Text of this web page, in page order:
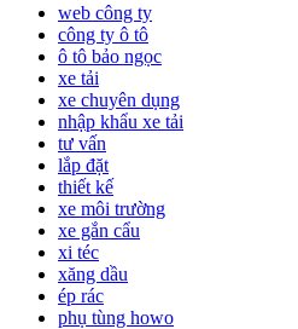
web công ty
công ty ô tô
ô tô bảo ngọc
xe tải
xe chuyên dụng
nhập khẩu xe tải
tư vấn
lắp đặt
thiết kế
xe môi trường
xe gắn cẩu
xi téc
xăng dầu
ép rác
phụ tùng howo